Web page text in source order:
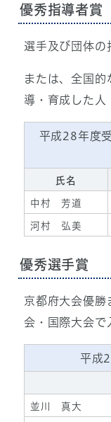
優秀指導者賞
選手及び団体の
または、全国的
導・育成した人
平成28年度
氏名
中村 芳道
河村 弘美
優秀選手賞
京都府大会優勝
会・国際大会で
平成
並川 真大